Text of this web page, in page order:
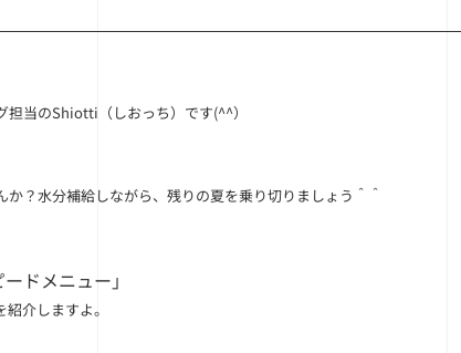
担当のShiotti （しおっち）です(^^）
？水分補給しながら、残りの夏を乗り切りましょう＾＾
ードメニュー」
介しますよ。